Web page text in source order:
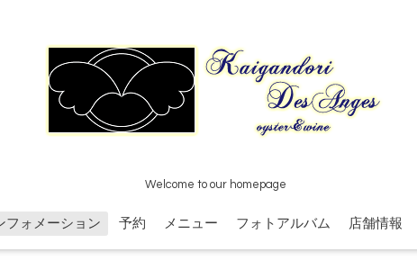
Welcome to our homepage
フォメーション 予約 メニュー フォトアルバム 店舗情報